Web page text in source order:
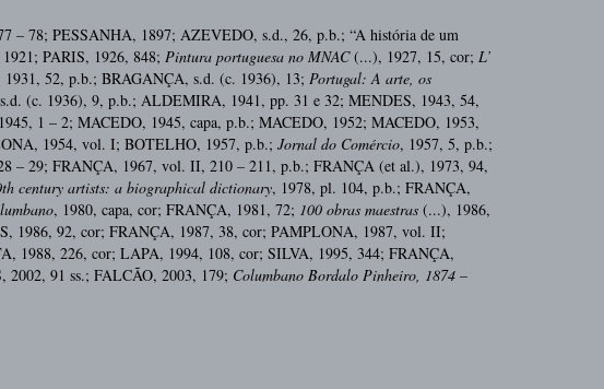
– 78; PESSANHA, 1897; AZEVEDO, s.d., 26, p.b.; “A história de um
PARIS, 1926, 848; Pintura portuguesa no MNAC(...), 1927, 15, cor; L’
52, p.b.; BRAGANÇA, s.d. (c. 1936), 13; Portugal: A arte, os
(c. 1936), 9, p.b.; ALDEMIRA, 1941, pp. 31 e 32; MENDES, 1943, 54,
1 – 2; MACEDO, 1945, capa, p.b.; MACEDO, 1952; MACEDO, 1953,
1954, vol. I; BOTELHO, 1957, p.b.; Jornal do Comércio, 1957, 5, p.b.;
– 29; FRANÇA, 1967, vol. II, 210 – 211, p.b.; FRANÇA (et al.), 1973, 94,
century artists: a biographical dictionary, 1978, pl. 104, p.b.; FRANÇA,
, 1980, capa, cor; FRANÇA, 1981, 72; 100 obras maestras (...), 1986,
1986, 92, cor; FRANÇA, 1987, 38, cor; PAMPLONA, 1987, vol. II;
1988, 226, cor; LAPA, 1994, 108, cor; SILVA, 1995, 344; FRANÇA,
2002, 91 ss.; FALCÃO, 2003, 179; Columbano Bordalo Pinheiro, 1874 –